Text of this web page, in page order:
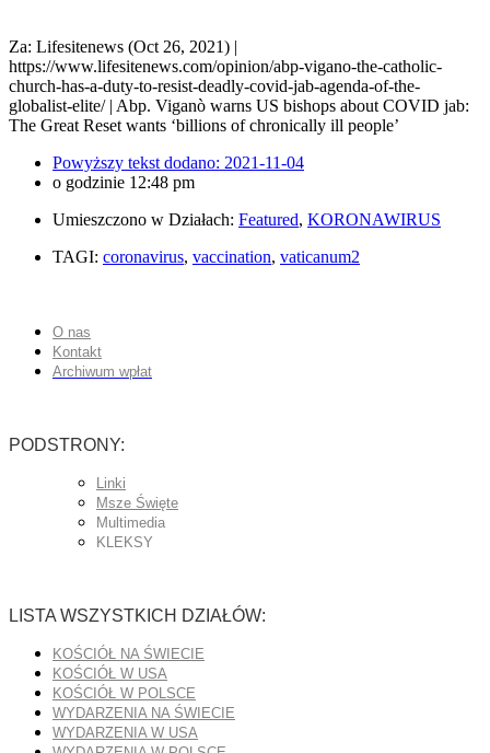
Za: Lifesitenews (Oct 26, 2021) |
https://www.lifesitenews.com/opinion/abp-vigano-the-catholic-
church-has-a-duty-to-resist-deadly-covid-jab-agenda-of-the-
globalist-elite/ | Abp. Viganò warns US bishops about COVID jab:
The Great Reset wants ‘billions of chronically ill people’
Powyższy tekst dodano: 2021-11-04
o godzinie 12:48 pm
Umieszczono w Działach: Featured, KORONAWIRUS
TAGI: coronavirus, vaccination, vaticanum2
O nas
Kontakt
Archiwum wpłat
PODSTRONY:
Linki
Msze Święte
Multimedia
KLEKSY
LISTA WSZYSTKICH DZIAŁÓW:
KOŚCIÓŁ NA ŚWIECIE
KOŚCIÓŁ W USA
KOŚCIÓŁ W POLSCE
WYDARZENIA NA ŚWIECIE
WYDARZENIA W USA